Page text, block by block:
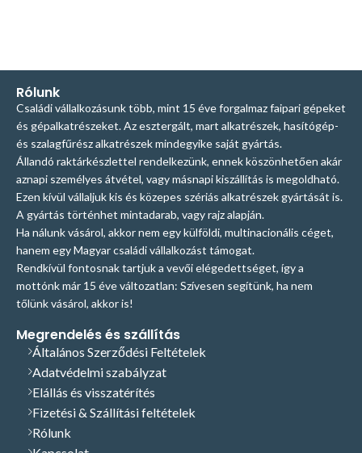
Rólunk
Családi vállalkozásunk több, mint 15 éve forgalmaz faipari gépeket
és gépalkatrészeket. Az esztergált, mart alkatrészek, hasítógép-
és szalagfűrész alkatrészek mindegyike saját gyártás.
Állandó raktárkészlettel rendelkezünk, ennek köszönhetően akár
aznapi személyes átvétel, vagy másnapi kiszállítás is megoldható.
Ezen kívül vállaljuk kis és közepes szériás alkatrészek gyártását is.
A gyártás történhet mintadarab, vagy rajz alapján.
Ha nálunk vásárol, akkor nem egy külföldi, multinacionális céget,
hanem egy Magyar családi vállalkozást támogat.
Rendkívül fontosnak tartjuk a vevői elégedettséget, így a
mottónk már 15 éve változatlan: Szívesen segítünk, ha nem
tőlünk vásárol, akkor is!
Megrendelés és szállítás
Általános Szerződési Feltételek
Adatvédelmi szabályzat
Elállás és visszatérítés
Fizetési & Szállítási feltételek
Rólunk